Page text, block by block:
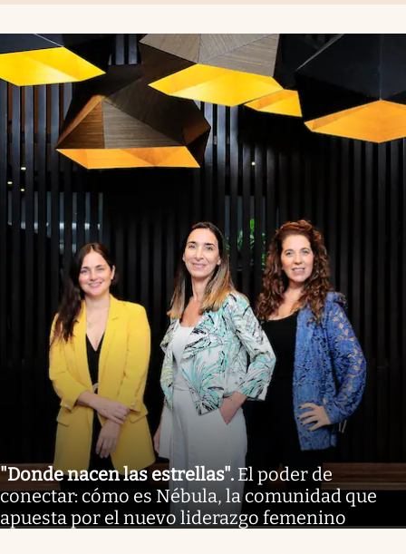
"Donde nacen las estrellas". El poder de
conectar: cómo es Nébula, la comunidad que
apuesta por el nuevo liderazgo femenino